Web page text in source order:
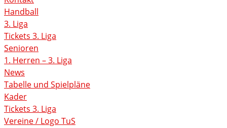
Handball
3. Liga
Tickets 3. Liga
Senioren
1. Herren – 3. Liga
News
Tabelle und Spielpläne
Kader
Tickets 3. Liga
Vereine / Logo TuS